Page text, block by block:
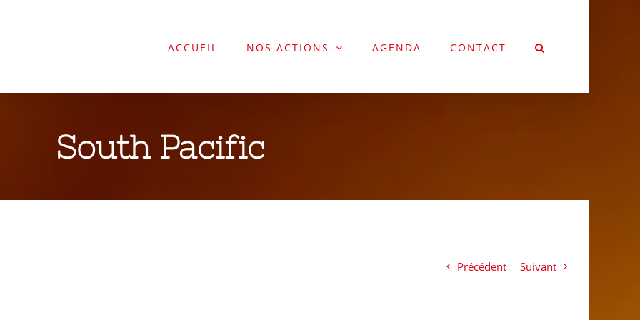
ACCUEIL NOS ACTIONS AGENDA CONTACT
South Pacific
Précédent Suivant